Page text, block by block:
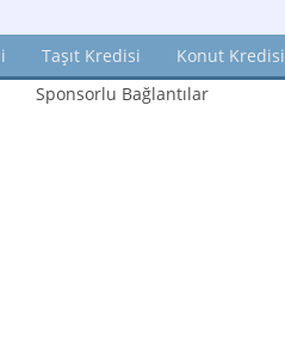
Taşıt Kredisi Konut Kredisi
Sponsorlu Bağlantılar